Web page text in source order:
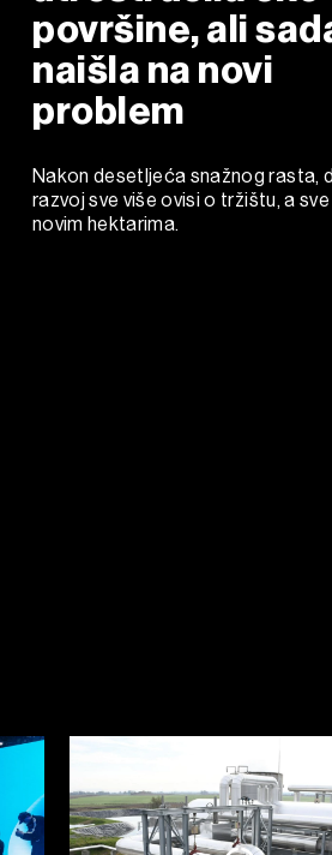
površine, ali
naišla na novi
problem
Nakon desetljeća snažnog rasta,
razvoj sve više ovisi o tržištu, a
novim hektarima.